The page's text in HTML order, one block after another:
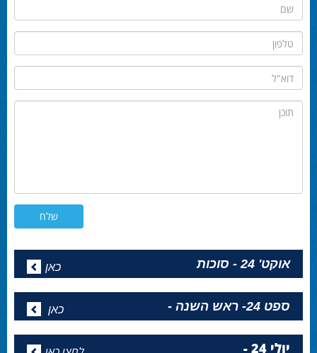
שם
טלפון
דוא"ל
תוכן
אוקט' 24 - סוכות כאן
ספט 24- ראש השנה - כאן
יולי 24 -